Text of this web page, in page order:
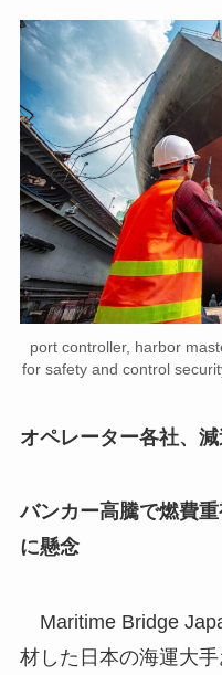
port controller, harbor
for safety and control
オペレーター各社、
バンカー高騰で燃費
に懸念
Maritime Bridge
材した日本の海運大